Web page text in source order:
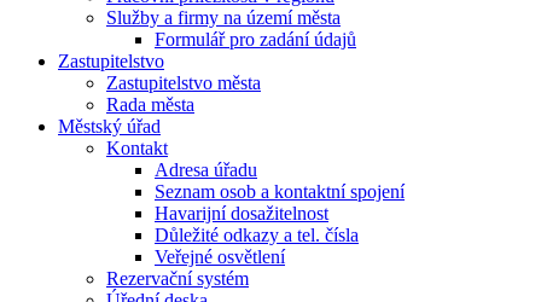
Služby a firmy na území města
Formulář pro zadání údajů
Zastupitelstvo
Zastupitelstvo města
Rada města
Městský úřad
Kontakt
Adresa úřadu
Seznam osob a kontaktní spojení
Havarijní dosažitelnost
Důležité odkazy a tel. čísla
Veřejné osvětlení
Rezervační systém